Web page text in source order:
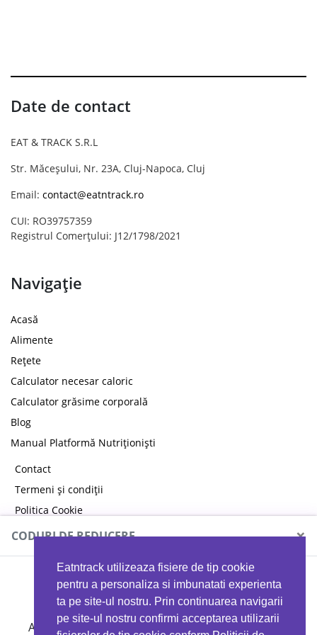
Eatntrack utilizeaza fisiere de tip cookie
pentru a personaliza si imbunatati experienta
ta pe site-ul nostru. Prin continuarea navigarii
pe site-ul nostru confirmi acceptarea utilizarii
Date de contact
EAT & TRACK S.R.L
Str. Măceșului, Nr. 23A, Cluj-Napoca, Cluj
Email: contact@eatntrack.ro
CUI: RO39757359
Registrul Comerțului: J12/1798/2021
Navigație
Acasă
Alimente
Rețete
Calculator necesar caloric
Calculator grăsime corporală
Blog
Manual Platformă Nutriționiști
Contact
Termeni și condiții
Politica Cookie
Politica de confidențialitate
CODURI DE REDUCERE ×
MYPROTEIN
Ai 40%reducere la orice comandă folosind codul